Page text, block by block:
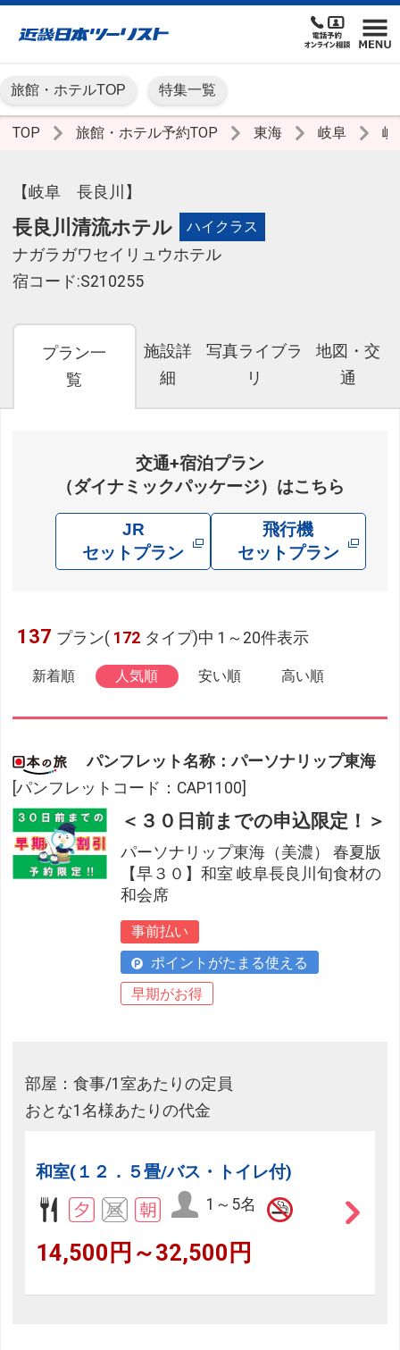
旅館・ホテルTOP 特集一覧
TOP 旅館・ホテル予約TOP 東海 岐阜 岐
【岐阜 長良川】
長良川清流ホテル ハイクラス
ナガラガワセイリュウホテル
宿コード:S210255
プラン一
覧
施設詳
細
写真ライブラ
リ
地図・交
通
交通+宿泊プラン
（ダイナミックパッケージ）はこちら
JR
セットプラン
飛行機
セットプラン
137 プラン( 172 タイプ)中 1～20件表示
新着順 人気順 安い順 高い順
パンフレット名称：パーソナリップ東海
[パンフレットコード：CAP1100]
＜３０日前までの申込限定！＞
パーソナリップ東海（美濃） 春夏版
【早３０】和室 岐阜長良川旬食材の
和会席
事前払い
ポイントがたまる使える
早期がお得
部屋：食事/1室あたりの定員
おとな1名様あたりの代金
和室(１２．５畳/バス・トイレ付)
1～5名
14,500円～32,500円